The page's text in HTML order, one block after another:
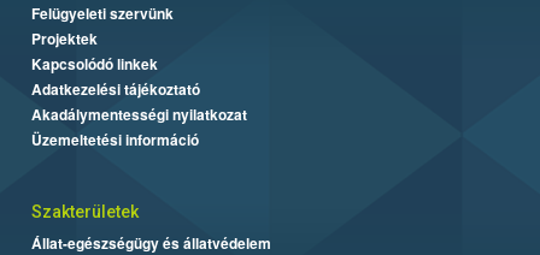
Felügyeleti szervünk
Projektek
Kapcsolódó linkek
Adatkezelési tájékoztató
Akadálymentességi nyilatkozat
Üzemeltetési információ
Szakterületek
Állat-egészségügy és állatvédelem